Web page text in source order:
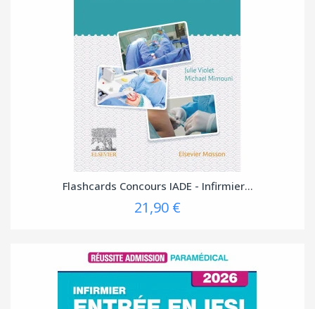
Flashcards Concours IADE - Infirmier...
21,90 €